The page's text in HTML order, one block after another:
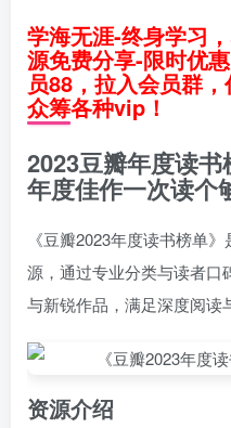
学海无涯-终身学习，
源免费分享-限时优
员88，拉入会员群
众筹各种vip！
2023豆瓣年度读
年度佳作一次读个
《豆瓣2023年度读书榜单
源，通过专业分类与读者口
与新锐作品，满足深度阅读
资源介绍